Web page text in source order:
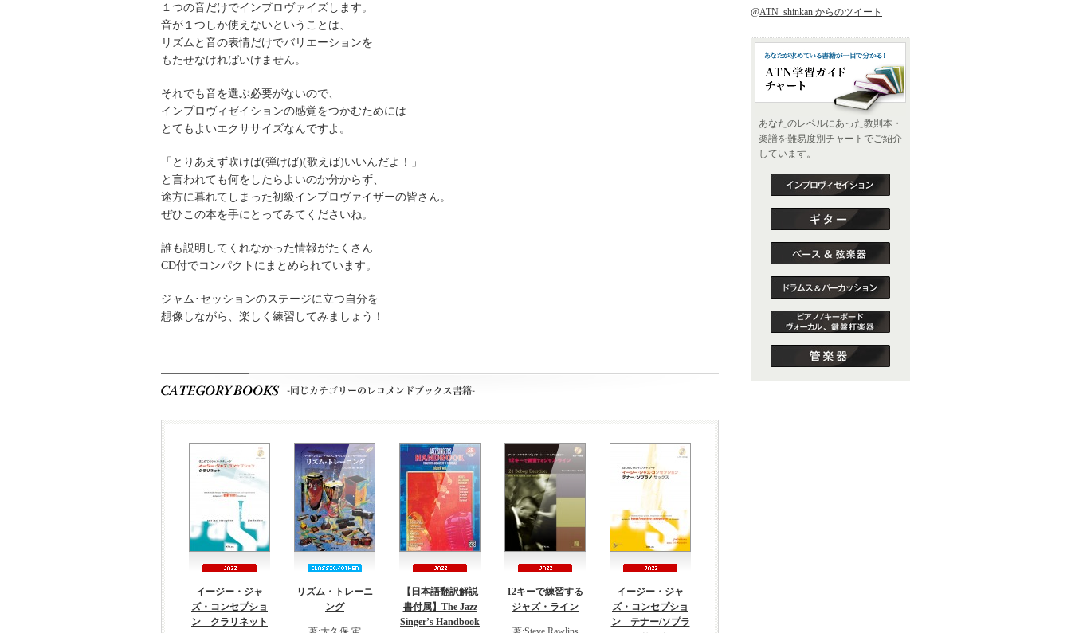
@ATN_shinkan からのツイート
あなたのレベルにあった教則本・
楽譜を難易度別チャートでご紹介
しています。
１つの音だけでインプロヴァイズします。
音が１つしか使えないということは、
リズムと音の表情だけでバリエーションを
もたせなければいけません。
それでも音を選ぶ必要がないので、
インプロヴィゼイションの感覚をつかむためには
とてもよいエクササイズなんですよ。
「とりあえず吹けば(弾けば)(歌えば)いいんだよ！」
と言われても何をしたらよいのか分からず、
途方に暮れてしまった初級インプロヴァイザーの皆さん。
ぜひこの本を手にとってみてくださいね。
誰も説明してくれなかった情報がたくさん
CD付でコンパクトにまとめられています。
ジャム･セッションのステージに立つ自分を
想像しながら、楽しく練習してみましょう！
イージー・ジャ
ズ・コンセプショ
ン クラリネット
リズム・トレーニ
ング
【日本語翻訳解説
書付属】The Jazz
Singer’s Handbook
12キーで練習する
ジャズ・ライン
イージー・ジャ
ズ・コンセプショ
ン テナー/ソプラ